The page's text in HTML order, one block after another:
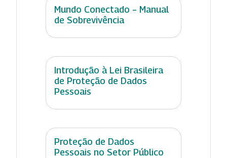
Mundo Conectado – Manual
de Sobrevivência
Introdução à Lei Brasileira
de Proteção de Dados
Pessoais
Proteção de Dados
Pessoais no Setor Público